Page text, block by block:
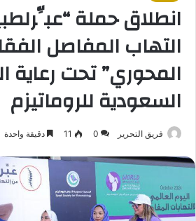
انطلاق حملة
التهاب المفاصل
المحوري” تحت رعاية
السعودية للروماتيزم
فريق التحرير 0
11 دقيقة واحدة